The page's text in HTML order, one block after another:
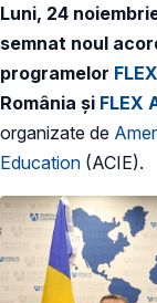
Luni, 24
semnat noul
programelor FLEX
România și FLEX
organizate de
Education (ACIE).